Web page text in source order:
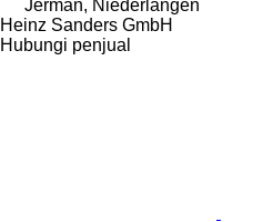
Jerman, Niederlangen
Heinz Sanders GmbH
Hubungi penjual